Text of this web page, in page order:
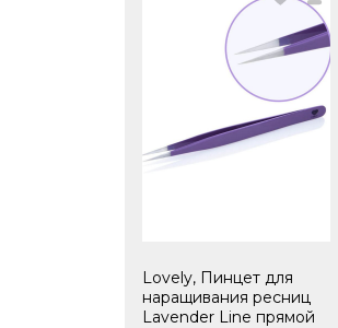
Lovely, Пинцет для
наращивания ресниц
Lavender Line прямой